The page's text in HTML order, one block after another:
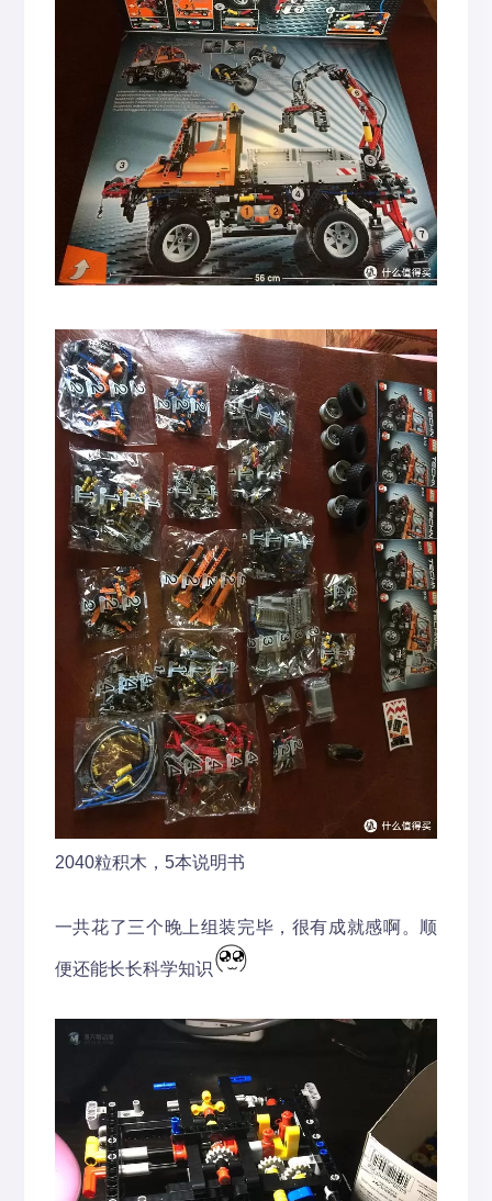
2040粒积木，5本说明书
一共花了三个晚上组装完毕，很有成就感啊。顺
便还能长长科学知识